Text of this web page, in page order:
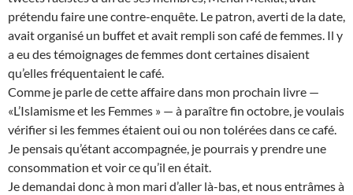
prétendu faire une contre-enquête. Le patron, averti de la date,
avait organisé un buffet et avait rempli son café de femmes. Il y
a eu des témoignages de femmes dont certaines disaient
qu’elles fréquentaient le café.
Comme je parle de cette affaire dans mon prochain livre —
«L’Islamisme et les Femmes » — à paraître fin octobre, je voulais
vérifier si les femmes étaient oui ou non tolérées dans ce café.
Je pensais qu’étant accompagnée, je pourrais y prendre une
consommation et voir ce qu’il en était.
Je demandai donc à mon mari d’aller là-bas, et nous entrâmes à